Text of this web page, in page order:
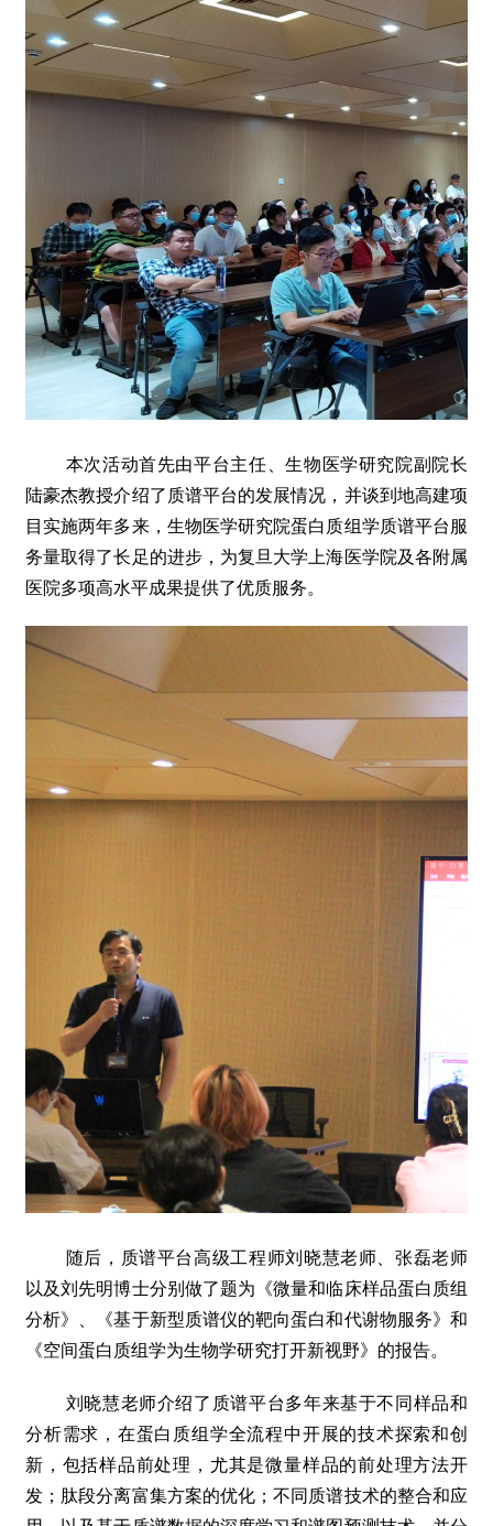
本次活动首先由平台主任、生物医学研究院副院长
陆豪杰教授介绍了质谱平台的发展情况，并谈到地高建项
目实施两年多来，生物医学研究院蛋白质组学质谱平台服
务量取得了长足的进步，为复旦大学上海医学院及各附属
医院多项高水平成果提供了优质服务。
随后，质谱平台高级工程师刘晓慧老师、张磊老师
以及刘先明博士分别做了题为《微量和临床样品蛋白质组
分析》、《基于新型质谱仪的靶向蛋白和代谢物服务》和
《空间蛋白质组学为生物学研究打开新视野》的报告。
刘晓慧老师介绍了质谱平台多年来基于不同样品和
分析需求，在蛋白质组学全流程中开展的技术探索和创
新，包括样品前处理，尤其是微量样品的前处理方法开
发；肽段分离富集方案的优化；不同质谱技术的整合和应